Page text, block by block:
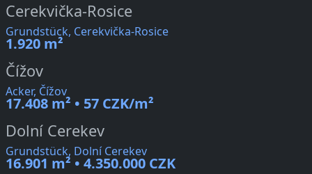
Cerekvička-Rosice
Grundstück, Cerekvička-Rosice
1.920 m²
Čížov
Acker, Čížov
17.408 m² • 57 CZK/m²
Dolní Cerekev
Grundstück, Dolní Cerekev
16.901 m² • 4.350.000 CZK